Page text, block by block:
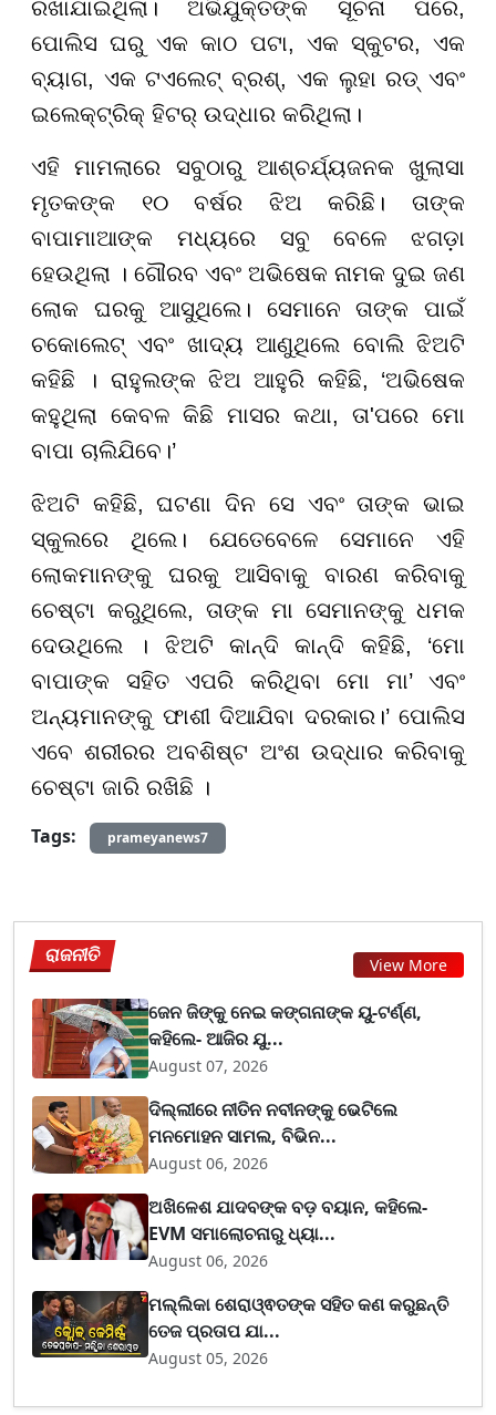
ରଖାଯାଇଥିଲା। ଅଭିଯୁକ୍ତଙ୍କ ସୂଚନା ପରେ,
ପୋଲିସ ଘରୁ ଏକ କାଠ ପଟା, ଏକ ସ୍କୁଟର, ଏକ
ବ୍ୟାଗ, ଏକ ଟଏଲେଟ୍ ବ୍ରଶ୍, ଏକ ଲୁହା ରଡ୍ ଏବଂ
ଇଲେକ୍ଟ୍ରିକ୍ ହିଟର୍ ଉଦ୍ଧାର କରିଥିଲା।
ଏହି ମାମଲାରେ ସବୁଠାରୁ ଆଶ୍ଚର୍ଯ୍ୟଜନକ ଖୁଲାସା
ମୃତକଙ୍କ ୧୦ ବର୍ଷର ଝିଅ କରିଛି। ତାଙ୍କ
ବାପାମାଆଙ୍କ ମଧ୍ୟରେ ସବୁ ବେଳେ ଝଗଡ଼ା
ହେଉଥିଲା । ଗୌରବ ଏବଂ ଅଭିଷେକ ନାମକ ଦୁଇ ଜଣ
ଲୋକ ଘରକୁ ଆସୁଥିଲେ। ସେମାନେ ତାଙ୍କ ପାଇଁ
ଚକୋଲେଟ୍ ଏବଂ ଖାଦ୍ୟ ଆଣୁଥିଲେ ବୋଲି ଝିଅଟି
କହିଛି । ରାହୁଲଙ୍କ ଝିଅ ଆହୁରି କହିଛି, ‘ଅଭିଷେକ
କହୁଥିଲା କେବଳ କିଛି ମାସର କଥା, ତା'ପରେ ମୋ
ବାପା ଚାଲିଯିବେ।’
ଝିଅଟି କହିଛି, ଘଟଣା ଦିନ ସେ ଏବଂ ତାଙ୍କ ଭାଇ
ସ୍କୁଲରେ ଥିଲେ। ଯେତେବେଳେ ସେମାନେ ଏହି
ଲୋକମାନଙ୍କୁ ଘରକୁ ଆସିବାକୁ ବାରଣ କରିବାକୁ
ଚେଷ୍ଟା କରୁଥିଲେ, ତାଙ୍କ ମା ସେମାନଙ୍କୁ ଧମକ
ଦେଉଥିଲେ । ଝିଅଟି କାନ୍ଦି କାନ୍ଦି କହିଛି, ‘ମୋ
ବାପାଙ୍କ ସହିତ ଏପରି କରିଥିବା ମୋ ମା’ ଏବଂ
ଅନ୍ୟମାନଙ୍କୁ ଫାଶୀ ଦିଆଯିବା ଦରକାର।’ ପୋଲିସ
ଏବେ ଶରୀରର ଅବଶିଷ୍ଟ ଅଂଶ ଉଦ୍ଧାର କରିବାକୁ
ଚେଷ୍ଟା ଜାରି ରଖିଛି ।
Tags:
prameyanews7
ରାଜନୀତି View More
ଜେନ ଜିଙ୍କୁ ନେଇ କଙ୍ଗନାଙ୍କ ୟୁ-ଟର୍ଣ୍ଣ,
କହିଲେ- ଆଜିର ଯୁ...
August 07, 2026
ଦିଲ୍ଲୀରେ ନୀତିନ ନବୀନଙ୍କୁ ଭେଟିଲେ
ମନମୋହନ ସାମଲ, ବିଭିନ...
August 06, 2026
ଅଖିଳେଶ ଯାଦବଙ୍କ ବଡ଼ ବୟାନ, କହିଲେ-
EVM ସମାଲୋଚନାରୁ ଧ୍ୟା...
August 06, 2026
ମଲ୍ଲିକା ଶେରାଓ୍ଵତଙ୍କ ସହିତ କଣ କରୁଛନ୍ତି
ତେଜ ପ୍ରତାପ ଯା...
August 05, 2026